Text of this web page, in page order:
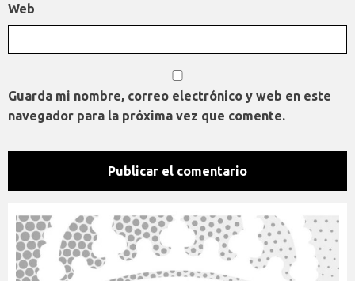
Web
Guarda mi nombre, correo electrónico y web en este
navegador para la próxima vez que comente.